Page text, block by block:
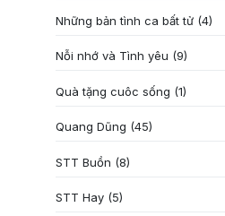
Những bản tình ca bất tử (4)
Nỗi nhớ và Tình yêu (9)
Quà tặng cuôc sống (1)
Quang Dũng (45)
STT Buồn (8)
STT Hay (5)